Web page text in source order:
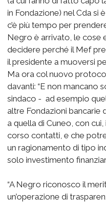
in Fondazione) nel Cda si
c’è più tempo per
Negro è arrivato, le cose
decidere perché il Mef
il presidente a muoversi
Ma ora col nuovo
davanti: “E non mancano
sindaco - ad esempio
altre Fondazioni bancarie
a quella di Cuneo, con
corso contatti, e che
un ragionamento di tipo
solo investimento
“A Negro riconosco il
un’operazione di